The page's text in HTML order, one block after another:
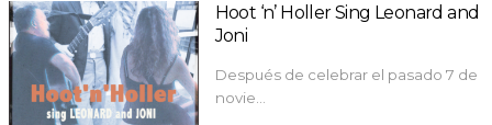
Hoot ‘n’ Holler Sing Leonard and
Joni
Después de celebrar el pasado 7 de
novie…